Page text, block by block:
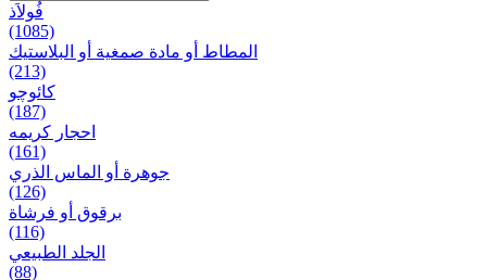
فُولاَذ
(1085)
المطاط أو مادة صمغية أو البلاستيك
(213)
کائوچو
(187)
احجار کریمه
(161)
جوهرة أو الماس الذري
(126)
برقوق أو فرشاة
(116)
الجلد الطبيعي
(88)